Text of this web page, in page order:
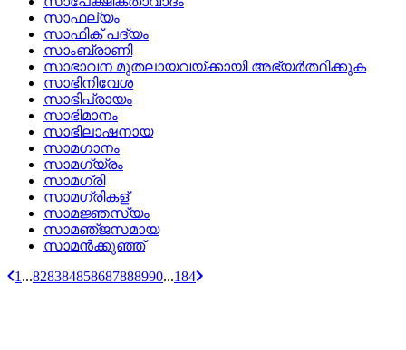
സാഫല്യം
സാഫിക്‌ പദ്യം
സാംബ്രാണി
സാഭാവന മുതലായവയ്‌ക്കായി അഭ്യര്‍ത്ഥിക്കുക
സാഭിനിവേശ
സാഭിപ്രായം
സാഭിമാനം
സാഭിലാഷനായ
സാമഗാനം
സാമഗ്യ്രം
സാമഗ്രി
സാമഗ്രികള്
സാമജ്ഞസ്യം
സാമഞ്‌ജസമായ
സാമന്‍ക്കുഞ്ഞ്
1 ...828384858687888990...184